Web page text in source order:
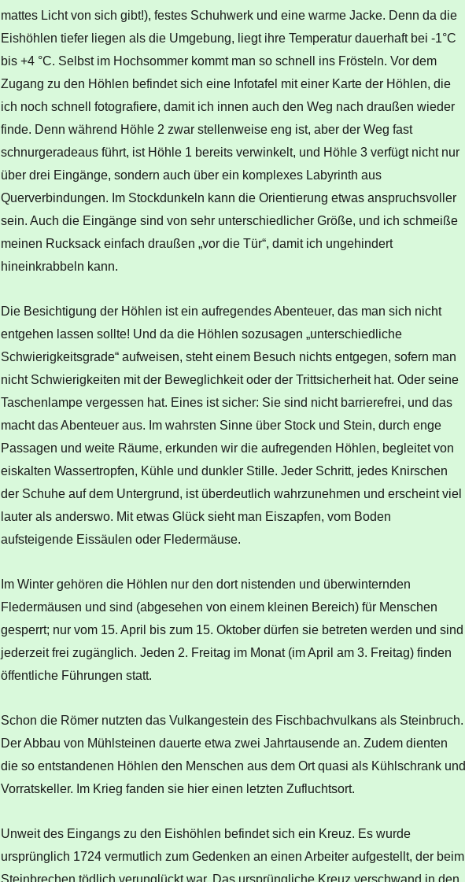
mattes Licht von sich gibt!), festes Schuhwerk und eine warme Jacke. Denn da die
Eishöhlen tiefer liegen als die Umgebung, liegt ihre Temperatur dauerhaft bei -1°C
bis +4 °C. Selbst im Hochsommer kommt man so schnell ins Frösteln. Vor dem
Zugang zu den Höhlen befindet sich eine Infotafel mit einer Karte der Höhlen, die
ich noch schnell fotografiere, damit ich innen auch den Weg nach draußen wieder
finde. Denn während Höhle 2 zwar stellenweise eng ist, aber der Weg fast
schnurgeradeaus führt, ist Höhle 1 bereits verwinkelt, und Höhle 3 verfügt nicht nur
über drei Eingänge, sondern auch über ein komplexes Labyrinth aus
Querverbindungen. Im Stockdunkeln kann die Orientierung etwas anspruchsvoller
sein. Auch die Eingänge sind von sehr unterschiedlicher Größe, und ich schmeiße
meinen Rucksack einfach draußen „vor die Tür“, damit ich ungehindert
hineinkrabbeln kann.
Die Besichtigung der Höhlen ist ein aufregendes Abenteuer, das man sich nicht
entgehen lassen sollte! Und da die Höhlen sozusagen „unterschiedliche
Schwierigkeitsgrade“ aufweisen, steht einem Besuch nichts entgegen, sofern man
nicht Schwierigkeiten mit der Beweglichkeit oder der Trittsicherheit hat. Oder seine
Taschenlampe vergessen hat. Eines ist sicher: Sie sind nicht barrierefrei, und das
macht das Abenteuer aus. Im wahrsten Sinne über Stock und Stein, durch enge
Passagen und weite Räume, erkunden wir die aufregenden Höhlen, begleitet von
eiskalten Wassertropfen, Kühle und dunkler Stille. Jeder Schritt, jedes Knirschen
der Schuhe auf dem Untergrund, ist überdeutlich wahrzunehmen und erscheint viel
lauter als anderswo. Mit etwas Glück sieht man Eiszapfen, vom Boden
aufsteigende Eissäulen oder Fledermäuse.
Im Winter gehören die Höhlen nur den dort nistenden und überwinternden
Fledermäusen und sind (abgesehen von einem kleinen Bereich) für Menschen
gesperrt; nur vom 15. April bis zum 15. Oktober dürfen sie betreten werden und sind
jederzeit frei zugänglich. Jeden 2. Freitag im Monat (im April am 3. Freitag) finden
öffentliche Führungen statt.
Schon die Römer nutzten das Vulkangestein des Fischbachvulkans als Steinbruch.
Der Abbau von Mühlsteinen dauerte etwa zwei Jahrtausende an. Zudem dienten
die so entstandenen Höhlen den Menschen aus dem Ort quasi als Kühlschrank und
Vorratskeller. Im Krieg fanden sie hier einen letzten Zufluchtsort.
Unweit des Eingangs zu den Eishöhlen befindet sich ein Kreuz. Es wurde
ursprünglich 1724 vermutlich zum Gedenken an einen Arbeiter aufgestellt, der beim
Steinbrechen tödlich verunglückt war. Das ursprüngliche Kreuz verschwand in den